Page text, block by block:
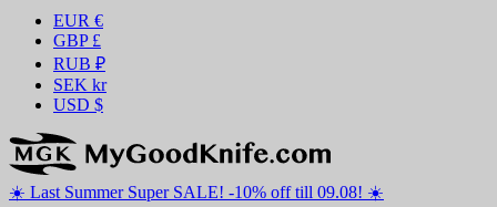
EUR €
GBP £
RUB ₽
SEK kr
USD $
☀️ ️Last Summer Super SALE! -10% off till 09.08! ☀️